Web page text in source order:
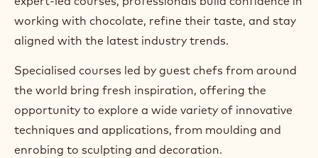
working with chocolate, refine their taste, and stay
aligned with the latest industry trends.
Specialised courses led by guest chefs from around
the world bring fresh inspiration, offering the
opportunity to explore a wide variety of innovative
techniques and applications, from moulding and
enrobing to sculpting and decoration.